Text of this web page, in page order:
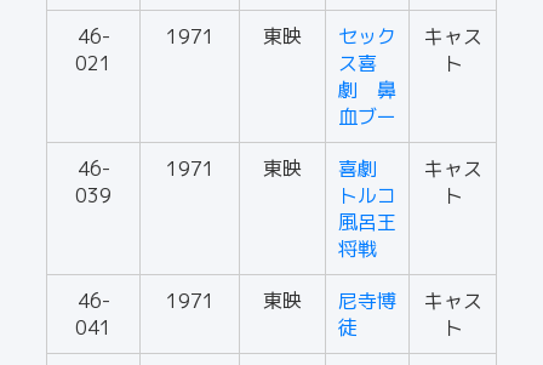
46-
021
1971 東映
セック
ス喜
劇 鼻
血ブー
キャス
ト
46-
039
1971 東映
喜劇
トルコ
風呂王
将戦
キャス
ト
46-
041
1971 東映
尼寺博
徒
キャス
ト